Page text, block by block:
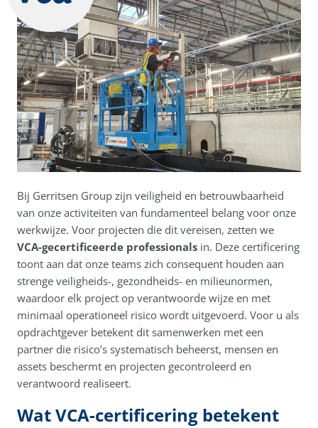
Bij Gerritsen Group zijn veiligheid en betrouwbaarheid
van onze activiteiten van fundamenteel belang voor onze
werkwijze. Voor projecten die dit vereisen, zetten we
VCA-gecertificeerde professionals in. Deze certificering
toont aan dat onze teams zich consequent houden aan
strenge veiligheids-, gezondheids- en milieunormen,
waardoor elk project op verantwoorde wijze en met
minimaal operationeel risico wordt uitgevoerd. Voor u als
opdrachtgever betekent dit samenwerken met een
partner die risico’s systematisch beheerst, mensen en
assets beschermt en projecten gecontroleerd en
verantwoord realiseert.
Wat VCA-certificering betekent